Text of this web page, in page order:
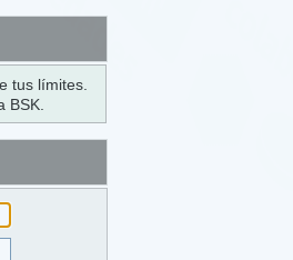
tus límites.
BSK.